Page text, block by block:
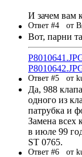
И зачем вам
Ответ #4 от
Вот, парни
Ответ #5 от
Да, 988
одного из
патрубка и
Замена всех
в июле 99
ST 0765.
Ответ #6 от